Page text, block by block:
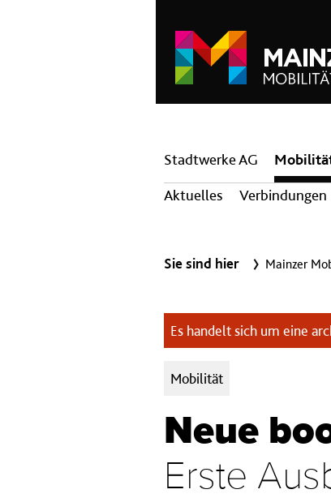
Hauptnavigation
Stadtwerke AG
Aktuelles
Verbindungen
Sie sind hier Mainzer
Es handelt sich um eine
Kategorien:
Mobilität
Neue
Erste